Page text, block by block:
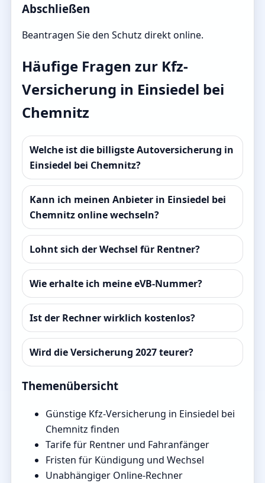
Abschließen
Beantragen Sie den Schutz direkt online.
Häufige Fragen zur Kfz-
Versicherung in Einsiedel bei
Chemnitz
Welche ist die billigste Autoversicherung in
Einsiedel bei Chemnitz?
Kann ich meinen Anbieter in Einsiedel bei
Chemnitz online wechseln?
Lohnt sich der Wechsel für Rentner?
Wie erhalte ich meine eVB-Nummer?
Ist der Rechner wirklich kostenlos?
Wird die Versicherung 2027 teurer?
Themenübersicht
Günstige Kfz-Versicherung in Einsiedel bei
Chemnitz finden
Tarife für Rentner und Fahranfänger
Fristen für Kündigung und Wechsel
Unabhängiger Online-Rechner